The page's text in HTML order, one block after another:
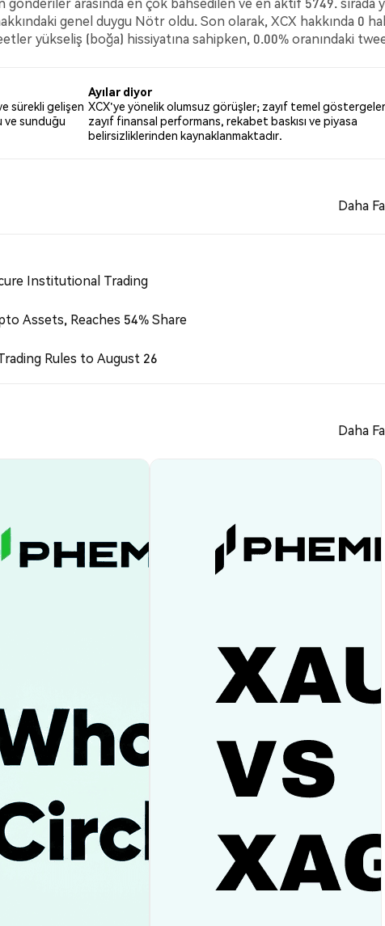
genel duygu Nötr oldu. Son olarak, XCX hakkında 0
yükseliş (boğa) hissiyatına sahipken, 0.00% oranındaki
sürekli gelişen
ve sunduğu
Ayılar diyor
XCX'ye yönelik olumsuz görüşler; zayıf temel
zayıf finansal performans, rekabet baskısı ve piyasa
belirsizliklerinden kaynaklanmaktadır.
Daha
Institutional Trading
Assets, Reaches 54% Share
Rules to August 26
Daha